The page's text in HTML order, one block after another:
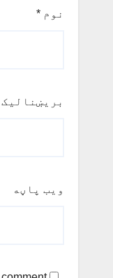
نوم *
بریښنالیک
ویب پاڼه